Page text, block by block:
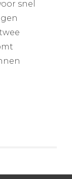
snel